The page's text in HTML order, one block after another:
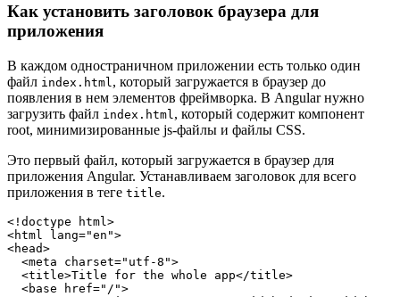
Как установить заголовок браузера для
приложения
В каждом одностраничном приложении есть только один
файл index.html , который загружается в браузер до
появления в нем элементов фреймворка. В Angular нужно
загрузить файл index.html , который содержит компонент
root, минимизированные js-файлы и файлы CSS.
Это первый файл, который загружается в браузер для
приложения Angular. Устанавливаем заголовок для всего
приложения в теге title.
<!doctype html>
<html lang="en">
<head>